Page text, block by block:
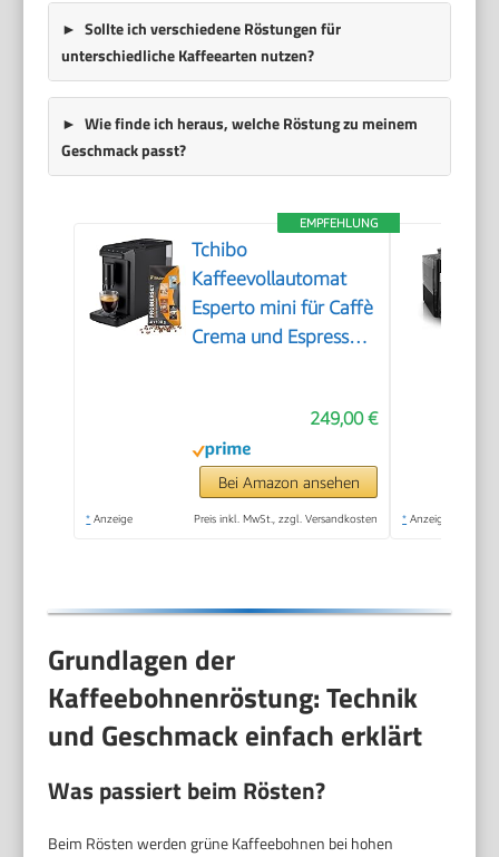
Sollte ich verschiedene Röstungen für
unterschiedliche Kaffeearten nutzen?
Wie finde ich heraus, welche Röstung zu meinem
Geschmack passt?
EMPFEHLUNG
Tchibo
Kaffeevollautomat
Esperto mini für Caffè
Crema und Espresso,
geeignet für jede
Küche, Camping,
Studentenapartment,
Schwarz - INKLUSIVE
249,00 €
Bei Amazon ansehen
* Anzeige Preis inkl. MwSt., zzgl. Versandkosten * Anzeige
Grundlagen der
Kaffeebohnenröstung: Technik
und Geschmack einfach erklärt
Was passiert beim Rösten?
Beim Rösten werden grüne Kaffeebohnen bei hohen